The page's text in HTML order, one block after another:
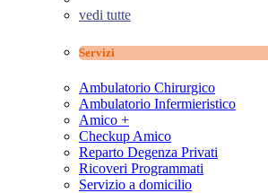
vedi tutte
Servizi
Ambulatorio Chirurgico
Ambulatorio Infermieristico
Amico +
Checkup Amico
Reparto Degenza Privati
Ricoveri Programmati
Servizio a domicilio